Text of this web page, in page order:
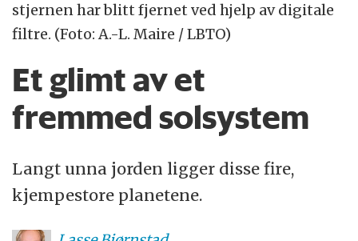
stjernen har blitt fjernet ved hjelp av digitale
filtre. (Foto: A.-L. Maire / LBTO)
Et glimt av et
fremmed solsystem
Langt unna jorden ligger disse fire,
kjempestore planetene.